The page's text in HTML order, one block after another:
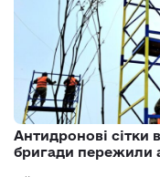
Антидронові сітки
бригади пережили